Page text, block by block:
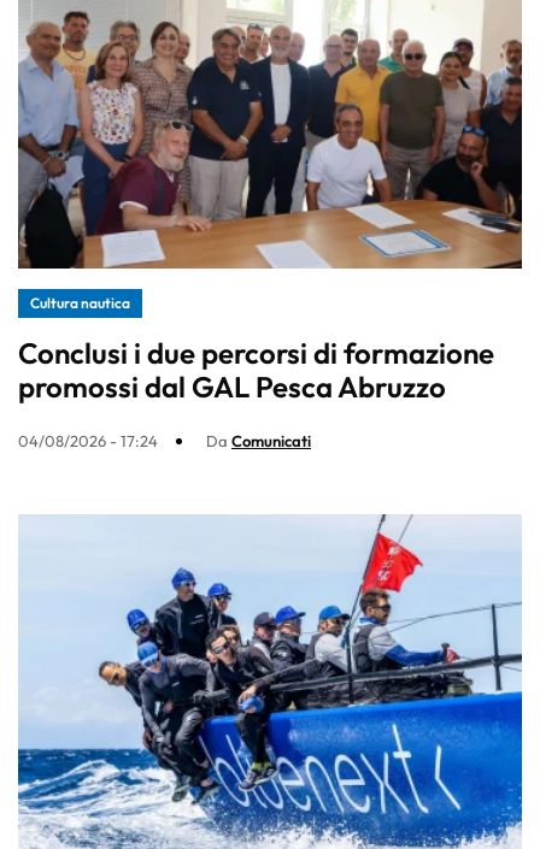
Cultura nautica
Conclusi i due percorsi di formazione
promossi dal GAL Pesca Abruzzo
04/08/2026 - 17:24 Da Comunicati